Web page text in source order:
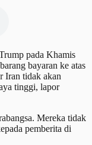
pada Khamis
bayaran ke atas
Iran tidak akan
tinggi, lapor
Mereka tidak
pemberita di